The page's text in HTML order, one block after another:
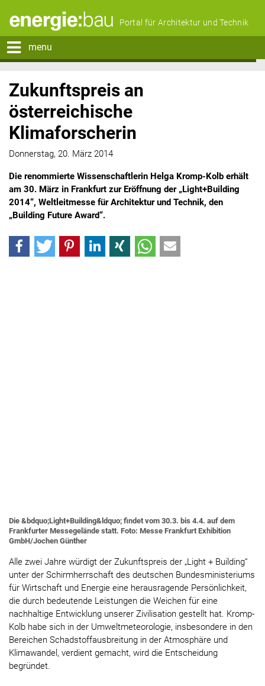
Portal für Architektur und Technik
menu
Zukunftspreis an
österreichische
Klimaforscherin
Donnerstag, 20. März 2014
Die renommierte Wissenschaftlerin Helga Kromp-Kolb erhält
am 30. März in Frankfurt zur Eröffnung der „Light+Building
2014“, Weltleitmesse für Architektur und Technik, den
„Building Future Award“.
Die &bdquo;Light+Building&ldquo; findet vom 30.3. bis 4.4. auf dem
Frankfurter Messegelände statt. Foto: Messe Frankfurt Exhibition
GmbH/Jochen Günther
Alle zwei Jahre würdigt der Zukunftspreis der „Light + Building“
unter der Schirmherrschaft des deutschen Bundesministeriums
für Wirtschaft und Energie eine herausragende Persönlichkeit,
die durch bedeutende Leistungen die Weichen für eine
nachhaltige Entwicklung unserer Zivilisation gestellt hat. Kromp-
Kolb habe sich in der Umweltmeteorologie, insbesondere in den
Bereichen Schadstoffausbreitung in der Atmosphäre und
Klimawandel, verdient gemacht, wird die Entscheidung
begründet.